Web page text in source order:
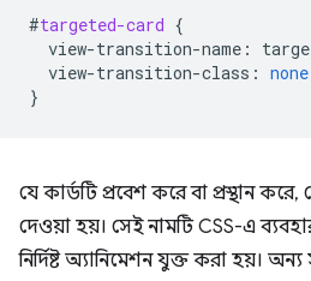
#targeted-card {
view-transition-name :
view-transition-class : none
}
যে কার্ডটি প্রবেশ করে বা প্রস্থান
দেওয়া হয়। সেই নামটি CSS-এ
নির্দিষ্ট অ্যানিমেশন যুক্ত করা হয়।